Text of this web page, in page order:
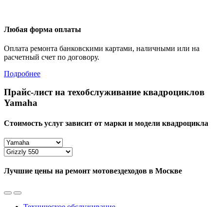
Любая форма оплаты
Оплата ремонта банковскими картами, наличными или на
расчетный счет по договору.
Подробнее
Прайс-лист на техобслуживание квадроциклов
Yamaha
Стоимость услуг зависит от марки и модели квадроцикла
Лучшие цены на ремонт мотовездеходов в Москве